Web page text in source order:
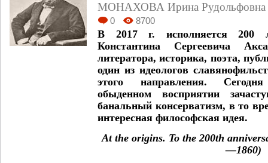
МОНАХОВА Ирина Рудольфовна
0 8700
В 2017 г. исполняется 200
Константина Сергеевича
литератора, историка, поэта,
один из идеологов
этого направления.
обыденном восприятии
банальный консерватизм, в то
интересная философская идея.
At the оrigins. To the 200th
—1860)